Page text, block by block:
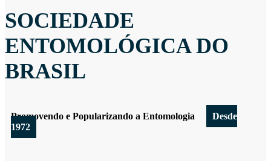
SOCIEDADE
ENTOMOLÓGICA DO
BRASIL
Promovendo e Popularizando a Entomologia
Desde
1972